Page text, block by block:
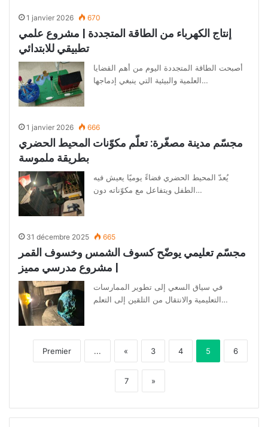
1 janvier 2026 670
إنتاج الكهرباء من الطاقة المتجددة | مشروع علمي
تطبيقي للابتدائي
أصبحت الطاقة المتجددة اليوم من أهم القضايا
العلمية والبيئية التي ينبغي إدماجها…
1 janvier 2026 666
مجسّم مدينة مصغّرة: تعلّم مكوّنات المحيط الحضري
بطريقة ملموسة
يُعدّ المحيط الحضري فضاءً يوميًا يعيش فيه
الطفل ويتفاعل مع مكوّناته دون…
31 décembre 2025 665
مجسّم تعليمي يوضّح كسوف الشمس وخسوف القمر
| مشروع مدرسي مميز
في سياق السعي إلى تطوير الممارسات
التعليمية والانتقال من التلقين إلى التعلم…
Premier ... « 3 4 5 6
7 »